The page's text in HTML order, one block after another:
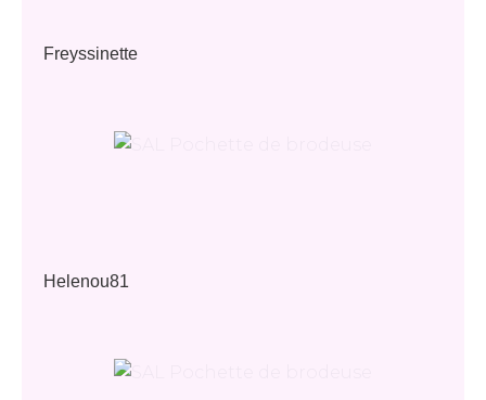
Freyssinette
Helenou81